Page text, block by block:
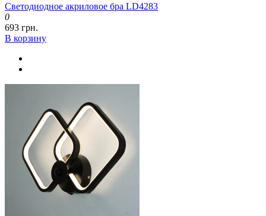
Светодиодное акриловое бра LD4283
0
693 грн.
В корзину